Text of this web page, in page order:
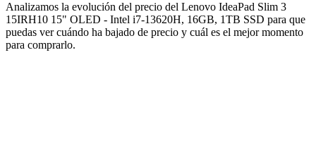
Analizamos la evolución del precio del Lenovo IdeaPad Slim 3
15IRH10 15" OLED - Intel i7-13620H, 16GB, 1TB SSD para que
puedas ver cuándo ha bajado de precio y cuál es el mejor momento
para comprarlo.